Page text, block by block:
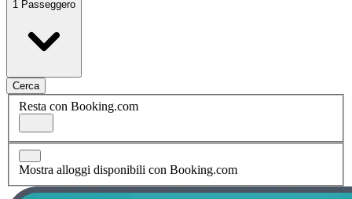
1 Passeggero
Cerca
Resta con Booking.com
Mostra alloggi disponibili con Booking.com